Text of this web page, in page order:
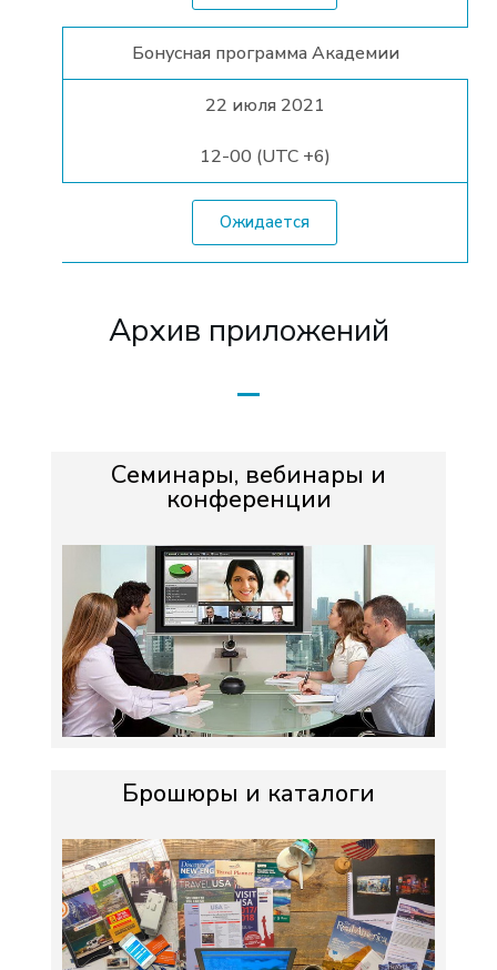
Бонусная программа Академии
22 июля 2021
12-00 (UTC +6)
Ожидается
Архив приложений
Семинары, вебинары и
конференции
Брошюры и каталоги